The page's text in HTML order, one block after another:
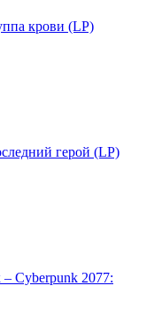
крови (LP)
герой (LP)
Cyberpunk 2077: